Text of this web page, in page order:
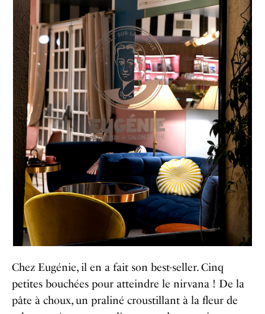
Chez Eugénie, il en a fait son best-seller. Cinq
petites bouchées pour atteindre le nirvana ! De la
pâte à choux, un praliné croustillant à la fleur de